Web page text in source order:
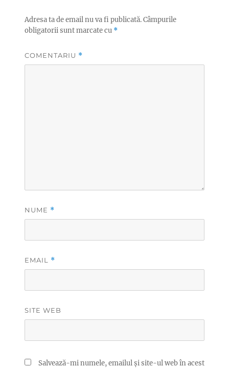
Adresa ta de email nu va fi publicată.Câmpurile
obligatorii sunt marcate cu *
COMENTARIU *
NUME *
EMAIL *
SITE WEB
Salvează-mi numele, emailul și site-ul web în acest